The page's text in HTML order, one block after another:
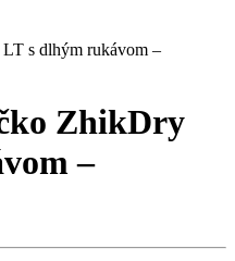
s dlhým rukávom –
ZhikDry
–